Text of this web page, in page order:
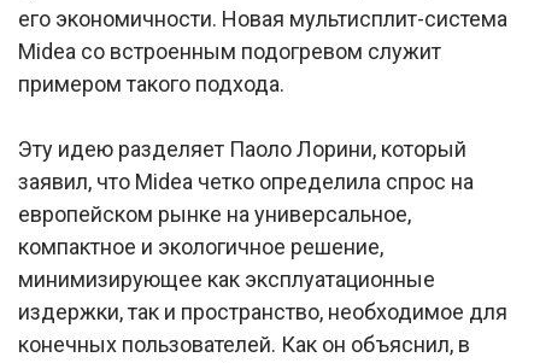
его экономичности. Новая мультисплит-система
Midea со встроенным подогревом служит
примером такого подхода.
Эту идею разделяет Паоло Лорини, который
заявил, что Midea четко определила спрос на
европейском рынке на универсальное,
компактное и экологичное решение,
минимизирующее как эксплуатационные
издержки, так и пространство, необходимое для
конечных пользователей. Как он объяснил, в